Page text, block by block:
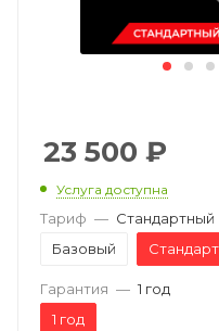
23 500 ₽
Услуга доступна
Тариф — Стандартный
Базовый
Гарантия — 1 год
1 год